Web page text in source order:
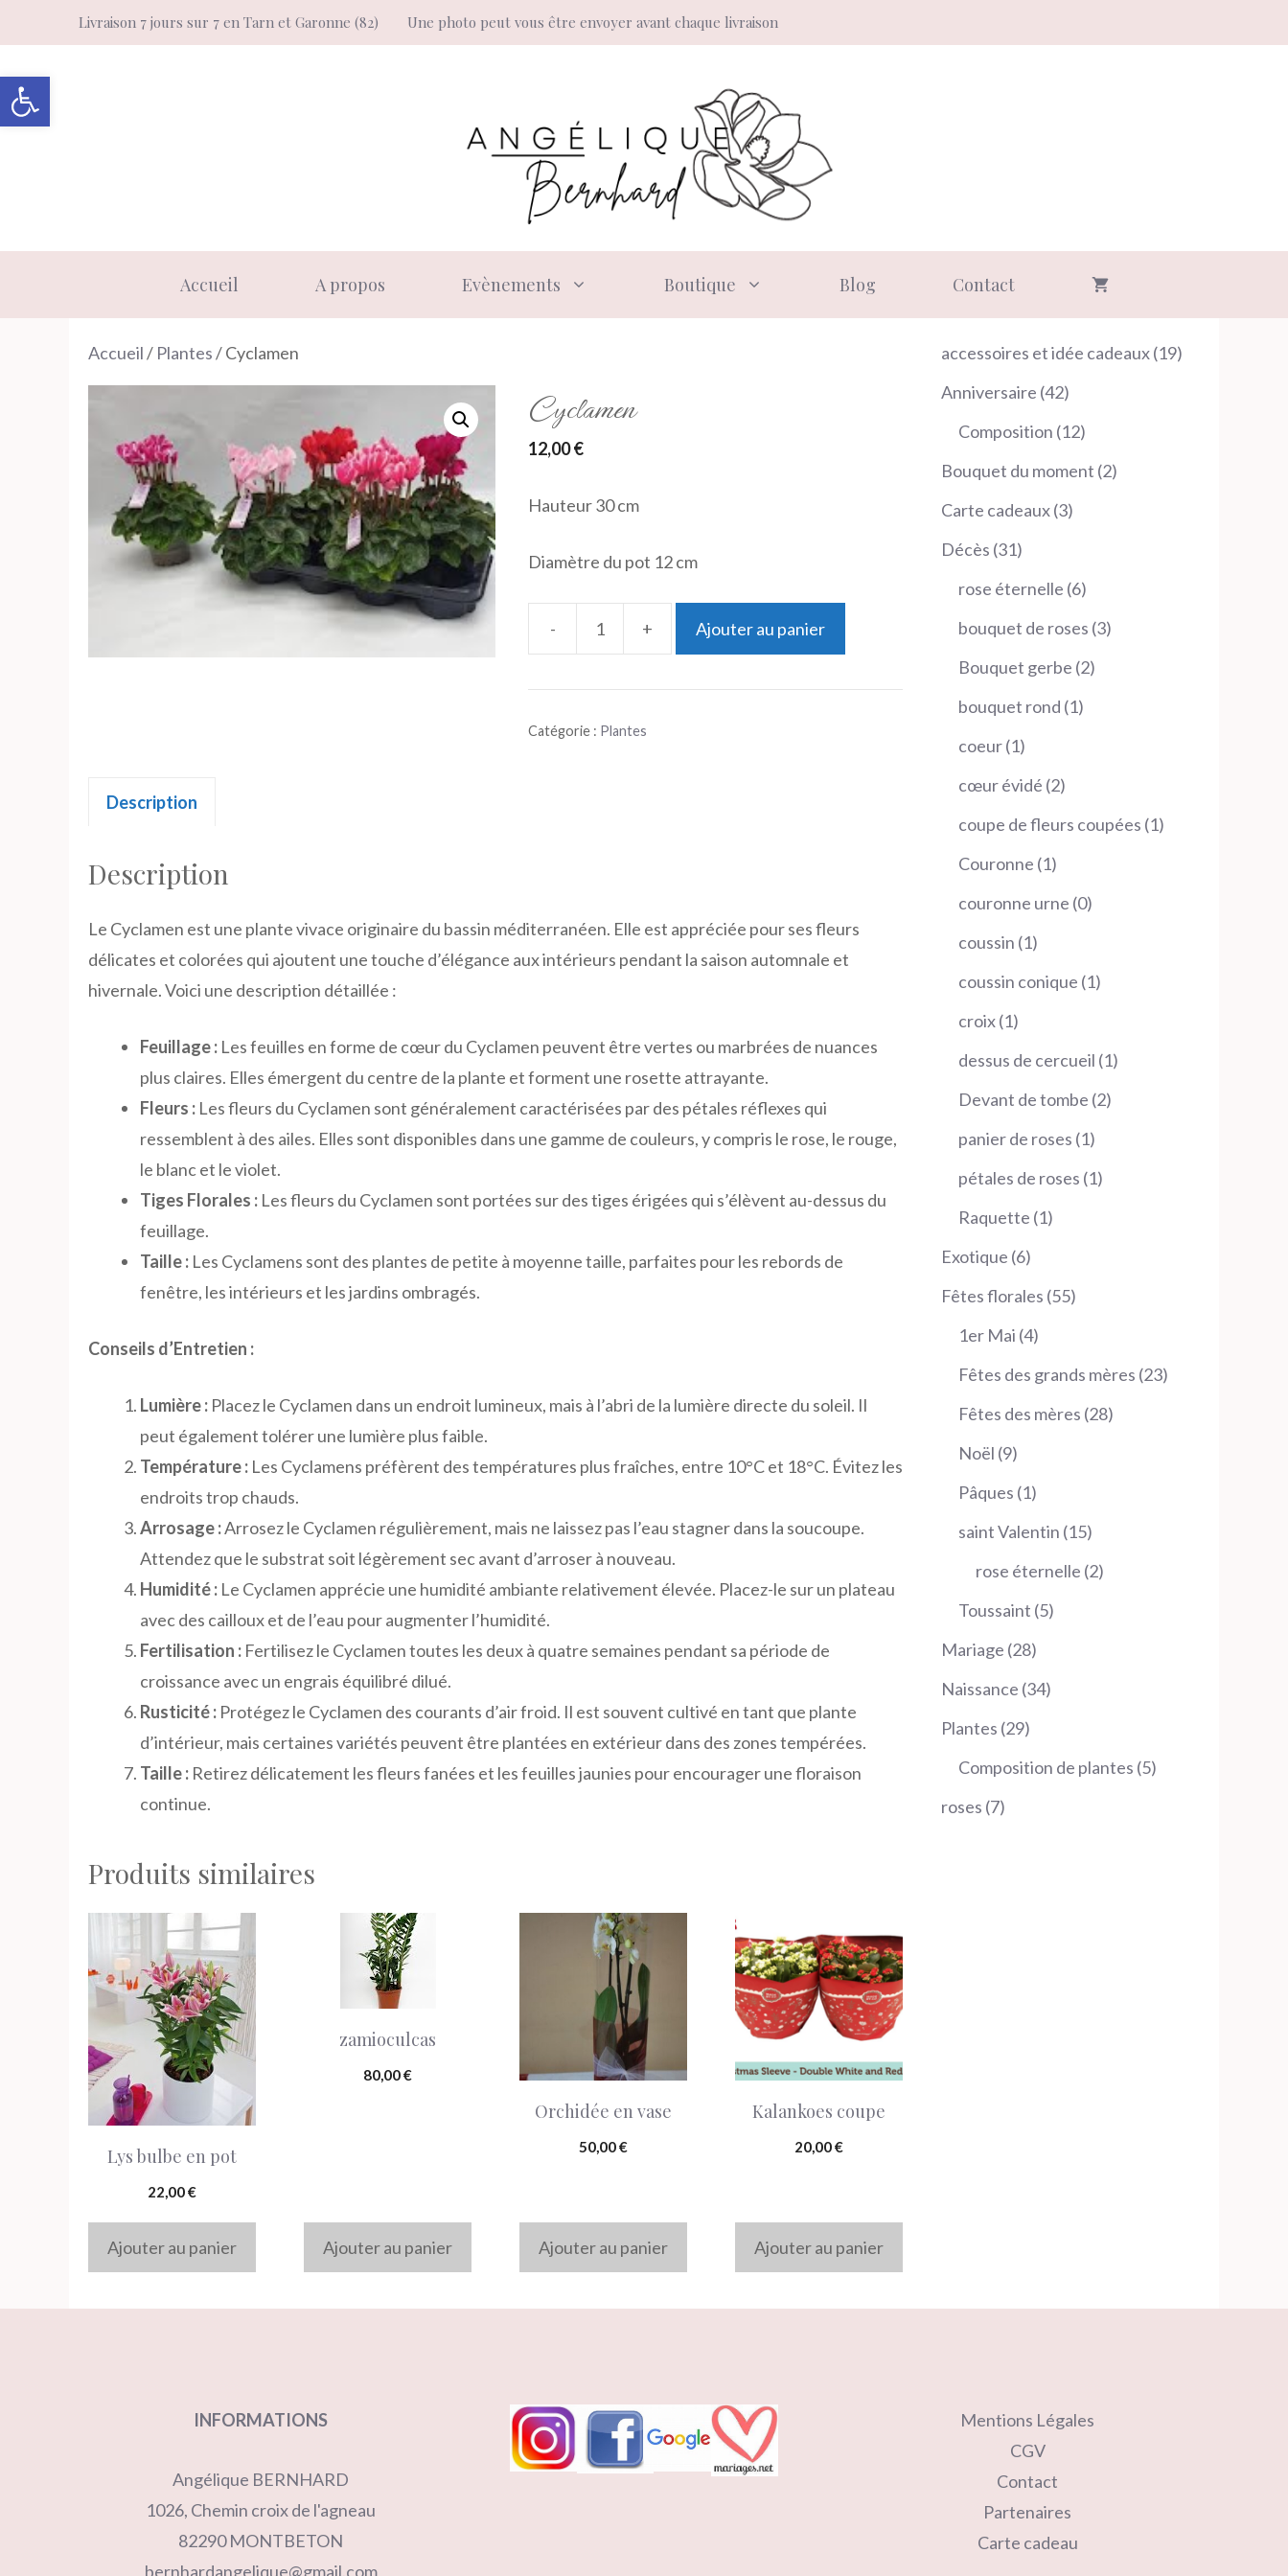
Ouvrir la barre d’outils
au
contenu
Livraison 7 jours sur 7 en Tarn et Garonne (82) Une photo peut vous être envoyer avant chaque livraison
Accueil A propos Evènements Boutique Blog Contact
Accueil/ Plantes/ Cyclamen
Cyclamen
12,00€
Hauteur 30 cm
Diamètre du pot 12 cm
- + Ajouter au panier
Catégorie : Plantes
Description
Description
Le Cyclamen est une plante vivace originaire du bassin méditerranéen. Elle est appréciée pour ses fleurs
délicates et colorées qui ajoutent une touche d’élégance aux intérieurs pendant la saison automnale et
hivernale. Voici une description détaillée :
Feuillage : Les feuilles en forme de cœur du Cyclamen peuvent être vertes ou marbrées de nuances
plus claires. Elles émergent du centre de la plante et forment une rosette attrayante.
Fleurs : Les fleurs du Cyclamen sont généralement caractérisées par des pétales réflexes qui
ressemblent à des ailes. Elles sont disponibles dans une gamme de couleurs, y compris le rose, le rouge,
le blanc et le violet.
Tiges Florales : Les fleurs du Cyclamen sont portées sur des tiges érigées qui s’élèvent au-dessus du
feuillage.
Taille : Les Cyclamens sont des plantes de petite à moyenne taille, parfaites pour les rebords de
fenêtre, les intérieurs et les jardins ombragés.
Conseils d’Entretien :
Lumière : Placez le Cyclamen dans un endroit lumineux, mais à l’abri de la lumière directe du soleil. Il
peut également tolérer une lumière plus faible.
Température : Les Cyclamens préfèrent des températures plus fraîches, entre 10°C et 18°C. Évitez les
endroits trop chauds.
Arrosage :Arrosez le Cyclamen régulièrement, mais ne laissez pas l’eau stagner dans la soucoupe.
Attendez que le substrat soit légèrement sec avant d’arroser à nouveau.
Humidité : Le Cyclamen apprécie une humidité ambiante relativement élevée. Placez-le sur un plateau
avec des cailloux et de l’eau pour augmenter l’humidité.
Fertilisation : Fertilisez le Cyclamen toutes les deux à quatre semaines pendant sa période de
croissance avec un engrais équilibré dilué.
Rusticité : Protégez le Cyclamen des courants d’air froid. Il est souvent cultivé en tant que plante
d’intérieur, mais certaines variétés peuvent être plantées en extérieur dans des zones tempérées.
Taille : Retirez délicatement les fleurs fanées et les feuilles jaunies pour encourager une floraison
continue.
Produits similaires
Lys bulbe en pot
22,00€
Ajouter au panier
zamioculcas
80,00€
Ajouter au panier
Orchidée en vase
50,00€
Ajouter au panier
Kalankoes coupe
20,00€
Ajouter au panier
accessoires et idée cadeaux 1919
Anniversaire 4242
produits
Composition 1212
produits
Bouquet du moment 22
Carte cadeaux 33
Décès 3131
produits
rose éternelle 66
produits
bouquet de roses 33
Bouquet gerbe 22
bouquet rond 11
coeur 11
produit
cœur évidé 22
produits
coupe de fleurs coupées 11
Couronne 11
produit
couronne urne 00
coussin 11
produit
coussin conique 11
croix 11
produit
dessus de cercueil 11
Devant de tombe 22
panier de roses 11
produit
pétales de roses 11
Raquette 11
Exotique 66
produits
Fêtes florales 5555
1er Mai 44
produits
Fêtes des grands mères 2323
Fêtes des mères 2828
Noël 99
produits
Pâques 11
produit
saint Valentin 1515
produits
rose éternelle 22
Toussaint 55
Mariage 2828
produits
Naissance 3434
Plantes 2929
produits
Composition de plantes 55
roses 77
INFORMATIONS
Angélique BERNHARD
1026, Chemin croix de l'agneau
82290 MONTBETON
bernhardangelique@gmail.com
Mentions Légales
CGV
Contact
Partenaires
Carte cadeau